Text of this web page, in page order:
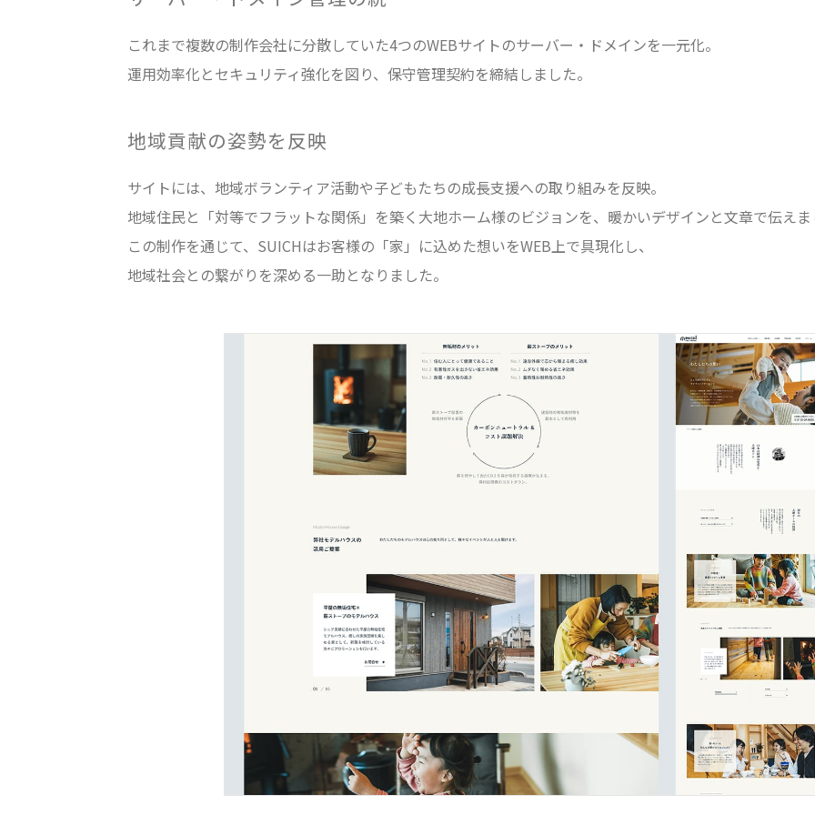
これまで複数の制作会社に分散していた4つのWEBサイトのサーバー・ドメインを一元化。
運用効率化とセキュリティ強化を図り、保守管理契約を締結しました。
地域貢献の姿勢を反映
サイトには、地域ボランティア活動や子どもたちの成長支援への取り組みを反映。
地域住民と「対等でフラットな関係」を築く大地ホーム様のビジョンを、暖かいデザインと文章で伝え
この制作を通じて、SUICHはお客様の「家」に込めた想いをWEB上で具現化し、
地域社会との繋がりを深める一助となりました。